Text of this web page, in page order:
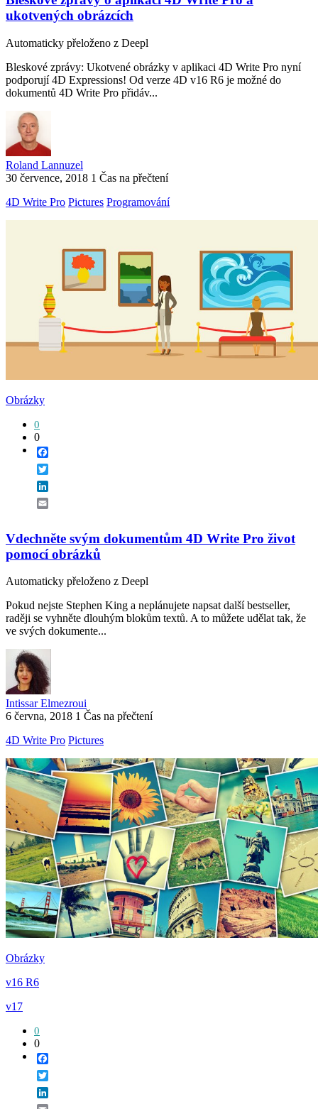
ukotvených obrázcích
Automaticky přeloženo z Deepl
Bleskové zprávy: Ukotvené obrázky v aplikaci 4D Write Pro nyní
podporují 4D Expressions! Od verze 4D v16 R6 je možné do
dokumentů 4D Write Pro přidáv...
Roland Lannuzel
30 července, 2018 1 Čas na přečtení
4D Write Pro Pictures Programování
Obrázky
0
0
Vdechněte svým dokumentům 4D Write Pro život
pomocí obrázků
Automaticky přeloženo z Deepl
Pokud nejste Stephen King a neplánujete napsat další bestseller,
raději se vyhněte dlouhým blokům textů. A to můžete udělat tak, že
ve svých dokumente...
Intissar Elmezroui
6 června, 2018 1 Čas na přečtení
4D Write Pro Pictures
Obrázky
v16 R6
v17
0
0